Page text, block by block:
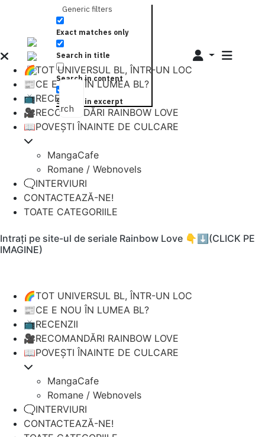
Search
Generic filters
Exact matches only
Search in title
Search in content
Search in excerpt
🌈TOT UNIVERSUL BL, ÎNTR-UN LOC
📰CE E NOU ÎN LUMEA BL?
📺RECENZII
🎥RECOMANDĂRI RAINBOW LOVE
📖POVEȘTI ÎNAINTE DE CULCARE
MangaCafe
Romane / Webnovels
🗨️INTERVIURI
CONTACTEAZĂ-NE!
TOATE CATEGORIILE
Intrați pe site-ul de seriale Rainbow Love 👇⬇️(CLICK PE
IMAGINE)
🌈TOT UNIVERSUL BL, ÎNTR-UN LOC
📰CE E NOU ÎN LUMEA BL?
📺RECENZII
🎥RECOMANDĂRI RAINBOW LOVE
📖POVEȘTI ÎNAINTE DE CULCARE
MangaCafe
Romane / Webnovels
🗨️INTERVIURI
CONTACTEAZĂ-NE!